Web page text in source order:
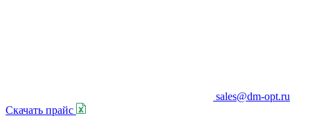
sales@dm-opt.ru
Скачать прайс